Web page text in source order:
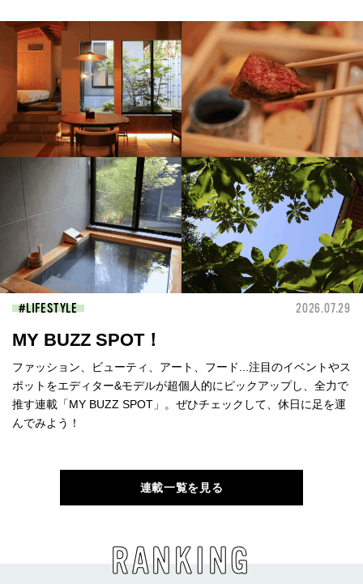
LIFESTYLE 2026.07.29
MY BUZZ SPOT！
ファッション、ビューティ、アート、フード...注目のイベントやス
ポットをエディター&モデルが超個人的にピックアップし、全力で
推す連載「MY BUZZ SPOT」。ぜひチェックして、休日に足を運
んでみよう！
連載一覧を見る
RANKING